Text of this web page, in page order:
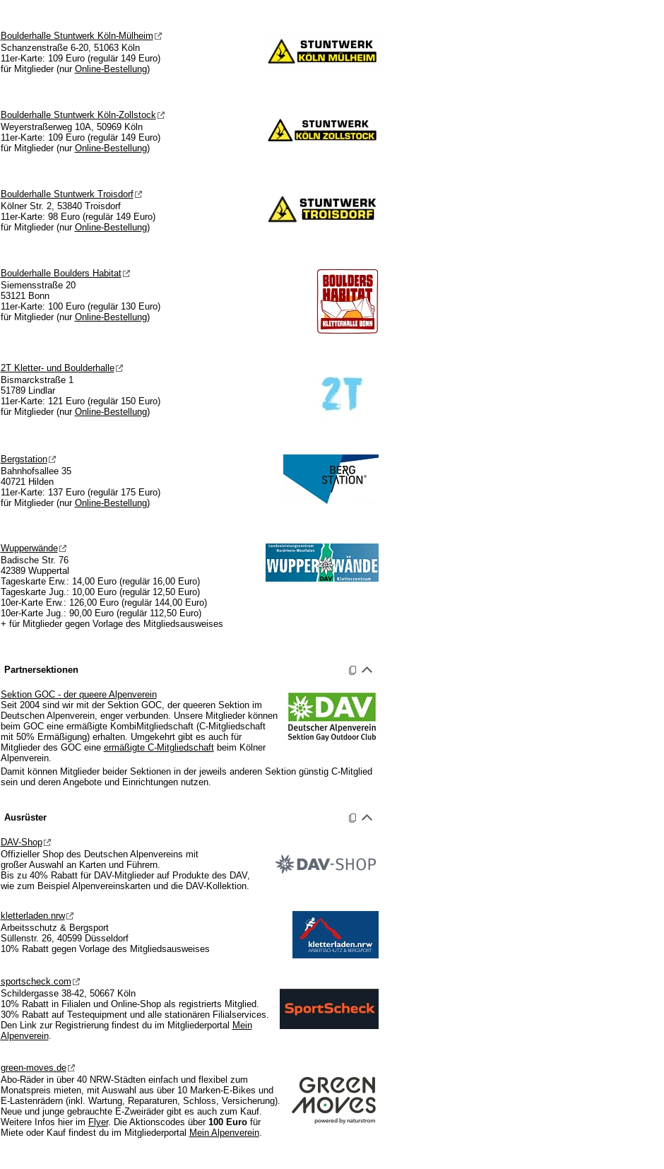
Boulderhalle Stuntwerk Köln-Mülheim
Schanzenstraße 6-20, 51063 Köln
11er-Karte: 109 Euro (regulär 149 Euro)
für Mitglieder (nur Online-Bestellung)
Boulderhalle Stuntwerk Köln-Zollstock
Weyerstraßerweg 10A, 50969 Köln
11er-Karte: 109 Euro (regulär 149 Euro)
für Mitglieder (nur Online-Bestellung)
Boulderhalle Stuntwerk Troisdorf
Kölner Str. 2, 53840 Troisdorf
11er-Karte: 98 Euro (regulär 149 Euro)
für Mitglieder (nur Online-Bestellung)
Boulderhalle Boulders Habitat
Siemensstraße 20
53121 Bonn
11er-Karte: 100 Euro (regulär 130 Euro)
für Mitglieder (nur Online-Bestellung)
2T Kletter- und Boulderhalle
Bismarckstraße 1
51789 Lindlar
11er-Karte: 121 Euro (regulär 150 Euro)
für Mitglieder (nur Online-Bestellung)
Bergstation
Bahnhofsallee 35
40721 Hilden
11er-Karte: 137 Euro (regulär 175 Euro)
für Mitglieder (nur Online-Bestellung)
Wupperwände
Badische Str. 76
42389 Wuppertal
Tageskarte Erw.: 14,00 Euro (regulär 16,00 Euro)
Tageskarte Jug.: 10,00 Euro (regulär 12,50 Euro)
10er-Karte Erw.: 126,00 Euro (regulär 144,00 Euro)
10er-Karte Jug.: 90,00 Euro (regulär 112,50 Euro)
+ für Mitglieder gegen Vorlage des Mitgliedsausweises
Partnersektionen
Sektion GOC - der queere Alpenverein
Seit 2004 sind wir mit der Sektion GOC, der queeren Sektion im
Deutschen Alpenverein, enger verbunden. Unsere Mitglieder können
beim GOC eine ermäßigte KombiMitgliedschaft (C-Mitgliedschaft
mit 50% Ermäßigung) erhalten. Umgekehrt gibt es auch für
Mitglieder des GOC eine ermäßigte C-Mitgliedschaftbeim Kölner
Alpenverein.
Damit können Mitglieder beider Sektionen in der jeweils anderen Sektion günstig C-Mitglied
sein und deren Angebote und Einrichtungen nutzen.
Ausrüster
DAV-Shop
Offizieller Shop des Deutschen Alpenvereins mit
großer Auswahl an Karten und Führern.
Bis zu 40% Rabatt für DAV-Mitglieder auf Produkte des DAV,
wie zum Beispiel Alpenvereinskarten und die DAV-Kollektion.
kletterladen.nrw
Arbeitsschutz & Bergsport
Süllenstr. 26, 40599 Düsseldorf
10% Rabatt gegen Vorlage des Mitgliedsausweises
sportscheck.com
Schildergasse 38-42, 50667 Köln
10% Rabatt in Filialen und Online-Shop als registrierts Mitglied.
30% Rabatt auf Testequipment und alle stationären Filialservices.
Den Link zur Registrierung findest du im Mitgliederportal Mein
Alpenverein.
green-moves.de
Abo-Räder in über 40 NRW-Städten einfach und flexibel zum
Monatspreis mieten, mit Auswahl aus über 10 Marken-E-Bikes und
E-Lastenrädern (inkl. Wartung, Reparaturen, Schloss, Versicherung).
Neue und junge gebrauchte E-Zweiräder gibt es auch zum Kauf.
Weitere Infos hier im Flyer. Die Aktionscodes über 100 Eurofür
Miete oder Kauf findest du im Mitgliederportal Mein Alpenverein.